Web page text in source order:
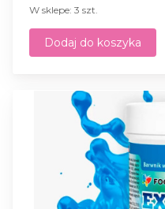
W sklepe: 3 szt.
Dodaj do koszyka